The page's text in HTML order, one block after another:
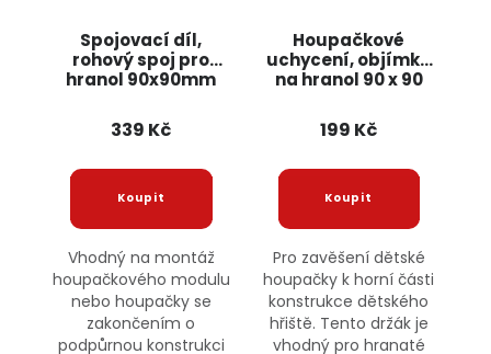
Spojovací díl,
rohový spoj pro
hranol 90x90mm
JIPOS
339 Kč
Vhodný na montáž
houpačkového modulu
nebo houpačky se
zakončením o
podpůrnou konstrukci
Houpačkové
uchycení, objímka
na hranol 90 x 90
199 Kč
Pro zavěšení dětské
houpačky k horní části
konstrukce dětského
hřiště. Tento držák je
vhodný pro hranaté